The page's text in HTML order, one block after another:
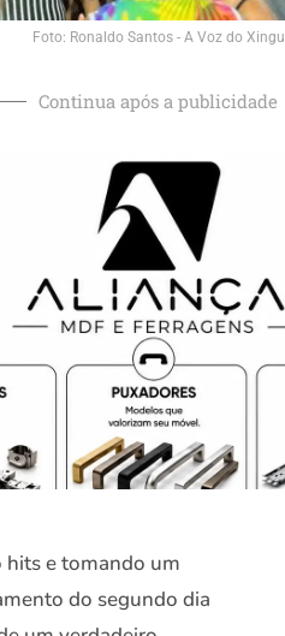
Foto: Ronaldo Santos - A Voz do Xingu
Continua após a publicidade
e tomando um
do segundo dia